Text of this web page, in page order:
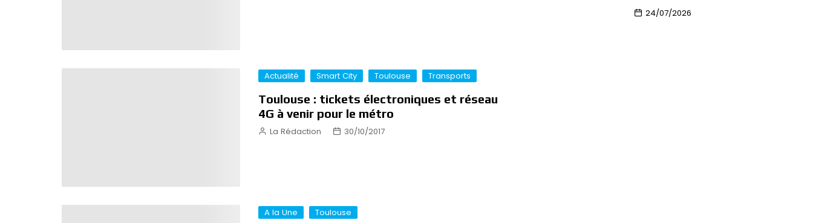
Actualité Smart City Toulouse Transports
Toulouse : tickets électroniques et réseau
4G à venir pour le métro
La Rédaction 30/10/2017
A la Une Toulouse
24/07/2026